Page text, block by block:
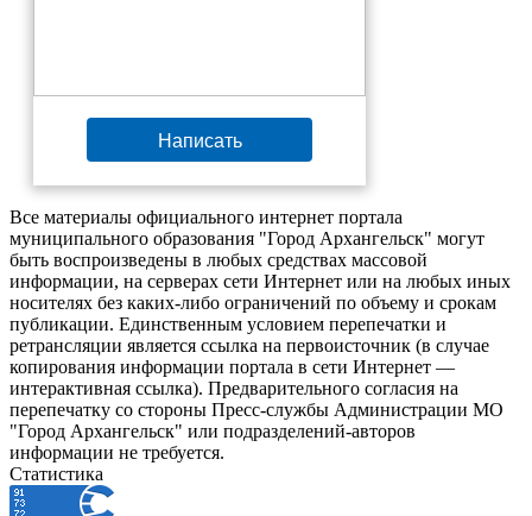
Написать
Все материалы официального интернет портала
муниципального образования "Город Архангельск" могут
быть воспроизведены в любых средствах массовой
информации, на серверах сети Интернет или на любых иных
носителях без каких-либо ограничений по объему и срокам
публикации. Единственным условием перепечатки и
ретрансляции является ссылка на первоисточник (в случае
копирования информации портала в сети Интернет —
интерактивная ссылка). Предварительного согласия на
перепечатку со стороны Пресс-службы Администрации МО
"Город Архангельск" или подразделений-авторов
информации не требуется.
Статистика